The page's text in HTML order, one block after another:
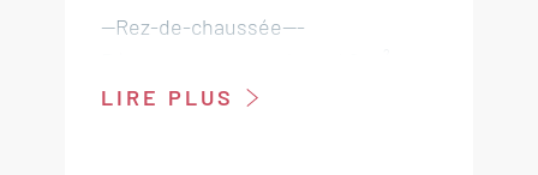
--Rez-de-chaussée---
Buanderie avec placard 3m²
LIRE PLUS